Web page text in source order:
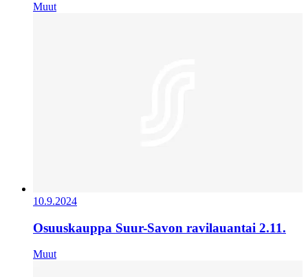
Muut
10.9.2024
Osuuskauppa Suur-Savon ravilauantai 2.11.
Muut